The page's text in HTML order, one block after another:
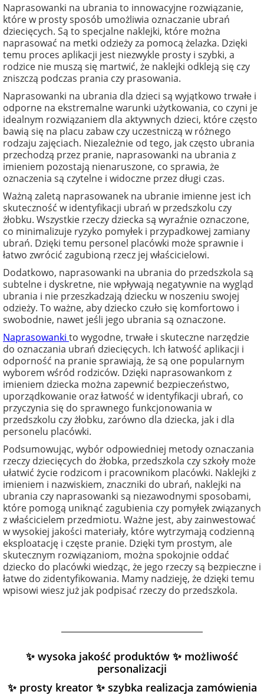
Naprasowanki na ubrania to innowacyjne rozwiązanie,
które w prosty sposób umożliwia oznaczanie ubrań
dziecięcych. Są to specjalne naklejki, które można
naprasować na metki odzieży za pomocą żelazka. Dzięki
temu proces aplikacji jest niezwykle prosty i szybki, a
rodzice nie muszą się martwić, że naklejki odkleją się czy
zniszczą podczas prania czy prasowania.
Naprasowanki na ubrania dla dzieci są wyjątkowo trwałe i
odporne na ekstremalne warunki użytkowania, co czyni je
idealnym rozwiązaniem dla aktywnych dzieci, które często
bawią się na placu zabaw czy uczestniczą w różnego
rodzaju zajęciach. Niezależnie od tego, jak często ubrania
przechodzą przez pranie, naprasowanki na ubrania z
imieniem pozostają nienaruszone, co sprawia, że
oznaczenia są czytelne i widoczne przez długi czas.
Ważną zaletą naprasowanek na ubranie imienne jest ich
skuteczność w identyfikacji ubrań w przedszkolu czy
żłobku. Wszystkie rzeczy dziecka są wyraźnie oznaczone,
co minimalizuje ryzyko pomyłek i przypadkowej zamiany
ubrań. Dzięki temu personel placówki może sprawnie i
łatwo zwrócić zagubioną rzecz jej właścicielowi.
Dodatkowo, naprasowanki na ubrania do przedszkola są
subtelne i dyskretne, nie wpływają negatywnie na wygląd
ubrania i nie przeszkadzają dziecku w noszeniu swojej
odzieży. To ważne, aby dziecko czuło się komfortowo i
swobodnie, nawet jeśli jego ubrania są oznaczone.
Naprasowanki to wygodne, trwałe i skuteczne narzędzie
do oznaczania ubrań dziecięcych. Ich łatwość aplikacji i
odporność na pranie sprawiają, że są one popularnym
wyborem wśród rodziców. Dzięki naprasowankom z
imieniem dziecka można zapewnić bezpieczeństwo,
uporządkowanie oraz łatwość w identyfikacji ubrań, co
przyczynia się do sprawnego funkcjonowania w
przedszkolu czy żłobku, zarówno dla dziecka, jak i dla
personelu placówki.
Podsumowując, wybór odpowiedniej metody oznaczania
rzeczy dziecięcych do żłobka, przedszkola czy szkoły może
ułatwić życie rodzicom i pracownikom placówki. Naklejki z
imieniem i nazwiskiem, znaczniki do ubrań, naklejki na
ubrania czy naprasowanki są niezawodnymi sposobami,
które pomogą uniknąć zagubienia czy pomyłek związanych
z właścicielem przedmiotu. Ważne jest, aby zainwestować
w wysokiej jakości materiały, które wytrzymają codzienną
eksploatację i częste pranie. Dzięki tym prostym, ale
skutecznym rozwiązaniom, można spokojnie oddać
dziecko do placówki wiedząc, że jego rzeczy są bezpieczne i
łatwe do zidentyfikowania. Mamy nadzieję, że dzięki temu
wpisowi wiesz już jak podpisać rzeczy do przedszkola.
✨ wysoka jakość produktów ✨ możliwość
personalizacji
✨ prosty kreator ✨ szybka realizacja zamówienia